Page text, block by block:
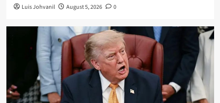
Luis Johvanil August 5, 2026 0